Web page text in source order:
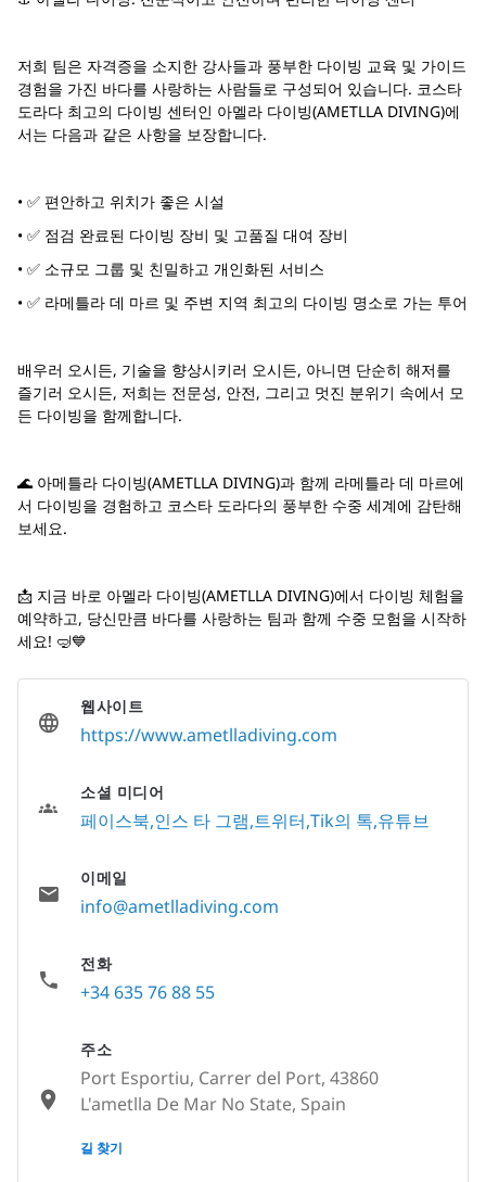
저희 팀은 자격증을 소지한 강사들과 풍부한 다이빙 교육 및 가이드
경험을 가진 바다를 사랑하는 사람들로 구성되어 있습니다. 코스타
도라다 최고의 다이빙 센터인 아멜라 다이빙(AMETLLA DIVING)에
서는 다음과 같은 사항을 보장합니다.
• ✅ 편안하고 위치가 좋은 시설
• ✅ 점검 완료된 다이빙 장비 및 고품질 대여 장비
• ✅ 소규모 그룹 및 친밀하고 개인화된 서비스
• ✅ 라메틀라 데 마르 및 주변 지역 최고의 다이빙 명소로 가는 투어
배우러 오시든, 기술을 향상시키러 오시든, 아니면 단순히 해저를
즐기러 오시든, 저희는 전문성, 안전, 그리고 멋진 분위기 속에서 모
든 다이빙을 함께합니다.
🌊 아메틀라 다이빙(AMETLLA DIVING)과 함께 라메틀라 데 마르에
서 다이빙을 경험하고 코스타 도라다의 풍부한 수중 세계에 감탄해
보세요.
📩 지금 바로 아멜라 다이빙(AMETLLA DIVING)에서 다이빙 체험을
예약하고, 당신만큼 바다를 사랑하는 팀과 함께 수중 모험을 시작하
세요! 🤿💙
웹사이트
https://www.ametlladiving.com
소셜 미디어
페이스북 인스 타 그램 트위터 Tik의 톡 유튜브
이메일
info@ametlladiving.com
전화
+34 635 76 88 55
주소
Port Esportiu, Carrer del Port, 43860
L'ametlla De Mar No State, Spain
None
길 찾기